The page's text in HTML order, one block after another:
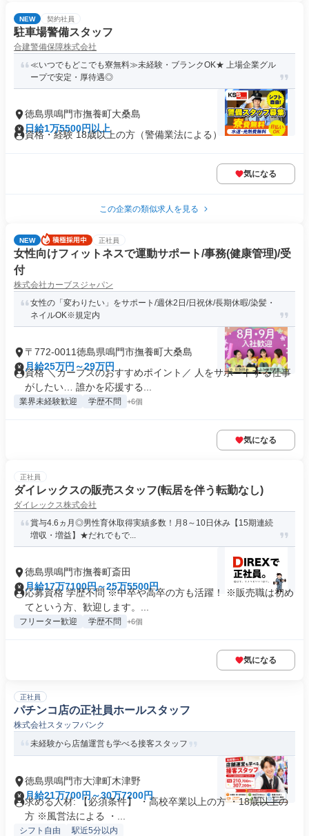
NEW 契約社員
駐車場警備スタッフ
合建警備保障株式会社
≪いつでもどこでも寮無料≫未経験・ブランクOK★ 上場企業グル
ープで安定・厚待遇◎
徳島県鳴門市撫養町大桑島
日給1万5500円以上
資格・経験 18歳以上の方（警備業法による）
気になる
この企業の類似求人を見る
NEW 正社員
女性向けフィットネスで運動サポート/事務(健康管理)/受
付
株式会社カーブスジャパン
女性の「変わりたい」をサポート/週休2日/日祝休/長期休暇/染髪・
ネイルOK※規定内
〒772-0011徳島県鳴門市撫養町大桑島
月給25万円～29万円
資格 ＼カーブスのおすすめポイント／ 人をサポートする仕事
がしたい… 誰かを応援する...
業界未経験歓迎 学歴不問 +6個
気になる
正社員
ダイレックスの販売スタッフ(転居を伴う転勤なし)
ダイレックス株式会社
賞与4.6ヵ月◎男性育休取得実績多数！月8～10日休み【15期連続
増収・増益】★だれでもで...
徳島県鳴門市撫養町斎田
月給17万7100円～25万5500円
応募資格 学歴不問 ※中卒や高卒の方も活躍！ ※販売職は初め
てという方、歓迎します。...
フリーター歓迎 学歴不問 +6個
気になる
正社員
パチンコ店の正社員ホールスタッフ
株式会社スタッフバンク
未経験から店舗運営も学べる接客スタッフ
徳島県鳴門市大津町木津野
月給21万700円～30万7200円
求める人材: 【必須条件】 ・高校卒業以上の方 ・18歳以上の
方 ※風営法による ・...
シフト自由 駅近5分以内